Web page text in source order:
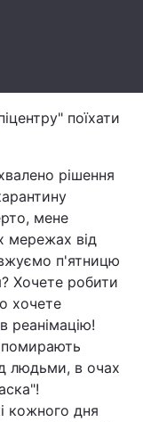
поїхати
рішення
мене
мережах від
п'ятницю
Хочете робити
хочете
реанімацію!
людьми, в очах
кожного дня